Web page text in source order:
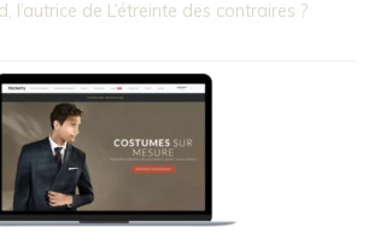
l’autrice de L’étreinte des contraires ?